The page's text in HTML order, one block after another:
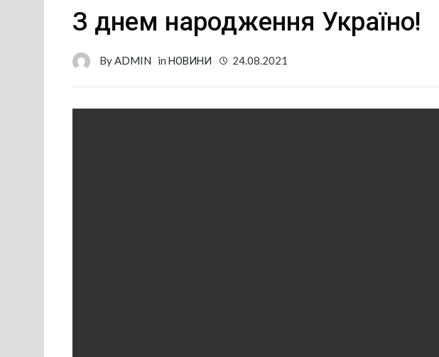
З днем народження Україно!
ByADMIN in НОВИНИ 24.08.2021